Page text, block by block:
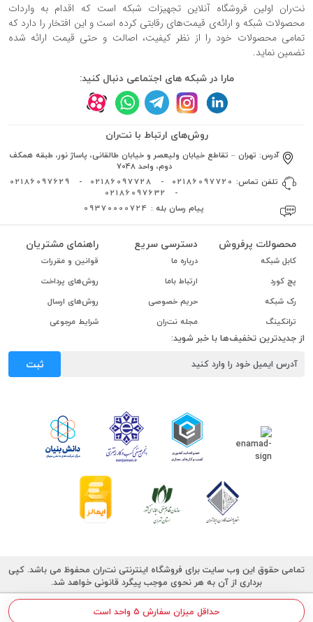
حداقل میزان سفارش 5 واحد است
نت‌ران اولین فروشگاه آنلاین تجهیزات شبکه است که اقدام به واردات
محصولات شبکه و ارائه‌ی قیمت‌های رقابتی کرده است و این افتخار را دارد که
تمامی محصولات خود را از نظر کیفیت، اصالت و حتی قیمت ارائه شده
تضمین نماید.
مارا در شبکه های اجتماعی دنبال کنید:
روش‌های ارتباط با نت‌ران
آدرس: تهران – تقاطع خیابان ولیعصر و خیابان طالقانی، پاساژ نور، طبقه همکف
دوم، واحد 7048
تلفن تماس: 02186097720
-
02186097728
-
02186097629
-
02186097632
پیام رسان بله : 09370000724
محصولات پرفروش
کابل شبکه
پچ کورد
رک شبکه
ترانکینگ
دسترسی سریع
درباره ما
ارتباط باما
حریم خصوصی
مجله نت‌ران
راهنمای مشتریان
قوانین و مقررات
روش‌های پرداخت
روش‌های ارسال
شرایط مرجوعی
از جدیدترین تخفیف‌ها با خبر شوید:
ثبت
تمامی حقوق این وب سایت برای فروشگاه اینترنتی نت‌ران محفوظ می باشد. کپی
برداری از آن به هر نحوی موجب پیگرد قانونی خواهد شد.